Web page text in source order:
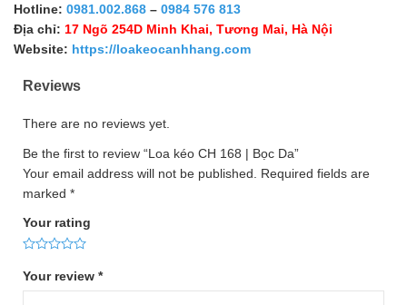
Hotline: 0981.002.868 – 0984 576 813
Địa chỉ: 17 Ngõ 254D Minh Khai, Tương Mai, Hà Nội
Website: https://loakeocanhhang.com
Reviews
There are no reviews yet.
Be the first to review “Loa kéo CH 168 | Bọc Da”
Your email address will not be published.
Required fields are
marked *
Your rating
Your review *